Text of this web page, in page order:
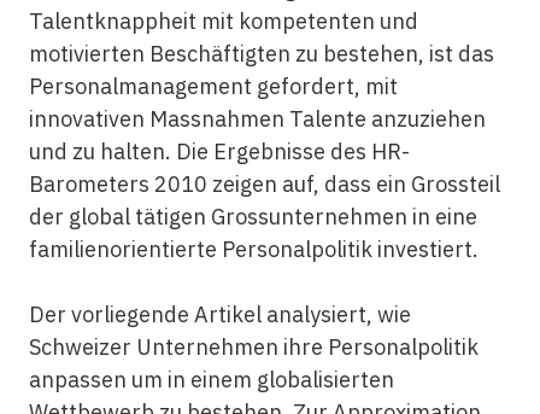
Talentknappheit mit kompetenten und
motivierten Beschäftigten zu bestehen, ist das
Personalmanagement gefordert, mit
innovativen Massnahmen Talente anzuziehen
und zu halten. Die Ergebnisse des HR-
Barometers 2010 zeigen auf, dass ein Grossteil
der global tätigen Grossunternehmen in eine
familienorientierte Personalpolitik investiert.
Der vorliegende Artikel analysiert, wie
Schweizer Unternehmen ihre Personalpolitik
anpassen um in einem globalisierten